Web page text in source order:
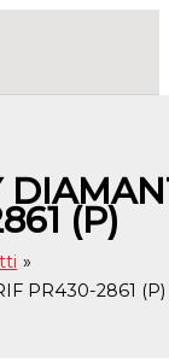
(P)
PR430-2861 (P)